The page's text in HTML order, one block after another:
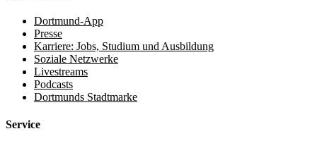
Dortmund-App
Presse
Karriere: Jobs, Studium und Ausbildung
Soziale Netzwerke
Livestreams
Podcasts
Dortmunds Stadtmarke
Service